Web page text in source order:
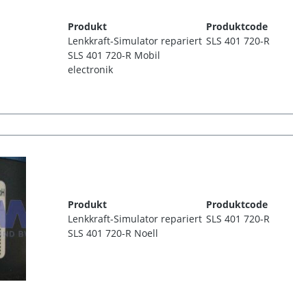
Produkt
Lenkkraft-Simulator repariert
SLS 401 720-R Mobil
electronik
Produktcode
SLS 401 720-R
Produkt
Lenkkraft-Simulator repariert
SLS 401 720-R Noell
Produktcode
SLS 401 720-R